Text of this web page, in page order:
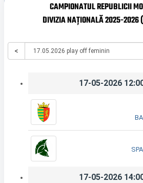
CAMPIONATUL REPUBLICII
DIVIZIA NAȚIONALĂ 2025-
<
17-05-2026
17-05-2026